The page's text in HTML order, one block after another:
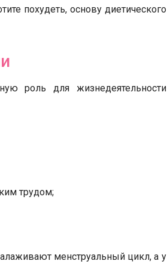
похудеть, основу диетического
роль для жизнедеятельности
трудом;
менструальный цикл, а у